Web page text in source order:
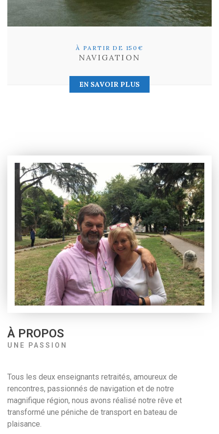
À PARTIR DE 150€
NAVIGATION
EN SAVOIR PLUS
À PROPOS
UNE PASSION
Tous les deux enseignants retraités, amoureux de
rencontres, passionnés de navigation et de notre
magnifique région, nous avons réalisé notre rêve et
transformé une péniche de transport en bateau de
plaisance.